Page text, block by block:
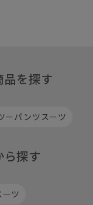
品を探す
ーパンツスーツ
ら探す
ーツ